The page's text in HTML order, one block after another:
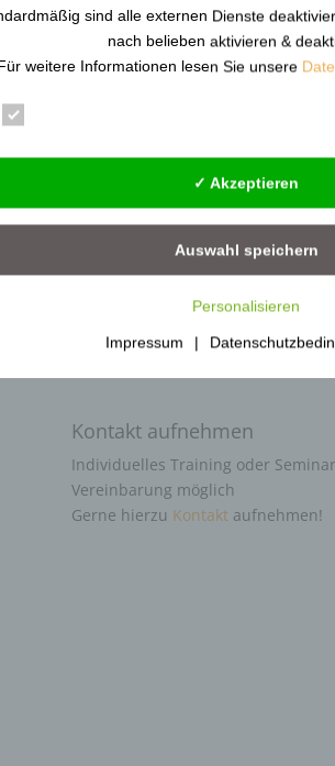
(KRITIS):
Resilienz-Update 2026 Stichtag 6. März
Das Gesetz ist anschließend am 17.
Kontakt aufnehmen
Individuelles Training oder
Vereinbarung möglich
Gerne hierzu Kontaktaufnehmen!
sind alle externen Dienste
nach belieben aktivieren &
weitere Informationen lesen Sie unsere
✓ Akzeptieren
Auswahl speichern
Personalisieren
Impressum |